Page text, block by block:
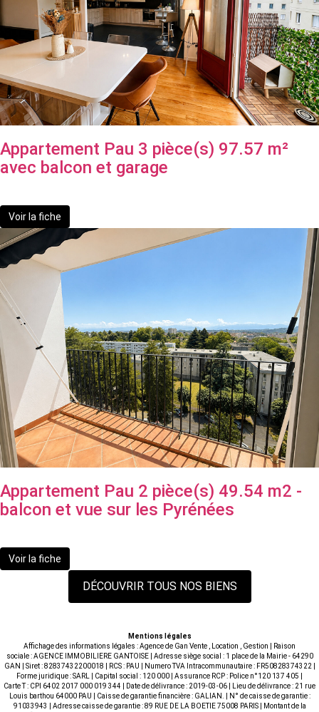
Appartement Pau 3 pièce(s) 97.57 m²
avec balcon et garage
Voir la fiche
Appartement Pau 2 pièce(s) 49.54 m2 -
balcon et vue sur les Pyrénées
Voir la fiche
DÉCOUVRIR TOUS NOS BIENS
Mentions légales
Affichage des informations légales : Agence de Gan Vente , Location , Gestion | Raison
sociale : AGENCE IMMOBILIERE GANTOISE | Adresse siège social : 1 place de la Mairie - 64290
GAN | Siret : 82837432200018 | RCS : PAU | Numero TVA Intracommunautaire : FR50828374322 |
Forme juridique : SARL | Capital social : 120 000 | Assurance RCP : Police n°120 137 405 |
Carte T : CPI 6402 2017 000 019 344 | Date de délivrance : 2019-03-06 | Lieu de délivrance : 21 rue
Louis barthou 64000 PAU | Caisse de garantie financière : GALIAN. | N° de caisse de garantie :
91033943 | Adresse caisse de garantie : 89 RUE DE LA BOETIE 75008 PARIS | Montant de la